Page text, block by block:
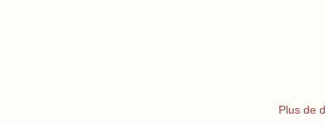
Plus de